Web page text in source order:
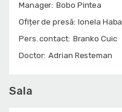
Manager: Bobo Pintea
Ofițer de presă: Ionela Haba
Pers. contact: Branko Cuic
Doctor: Adrian Resteman
Sala